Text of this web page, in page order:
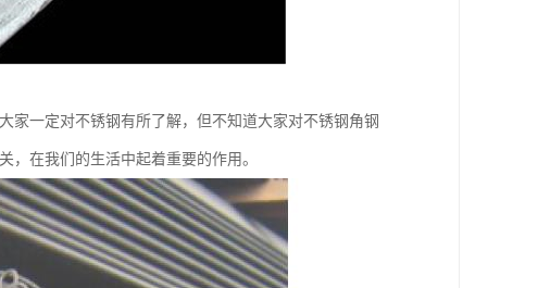
家一定对不锈钢有所了解，但不知道大家对不锈钢角钢
，在我们的生活中起着重要的作用。